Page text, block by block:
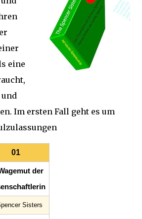
eine
Im ersten Fall geht es um
01
der
Sisters